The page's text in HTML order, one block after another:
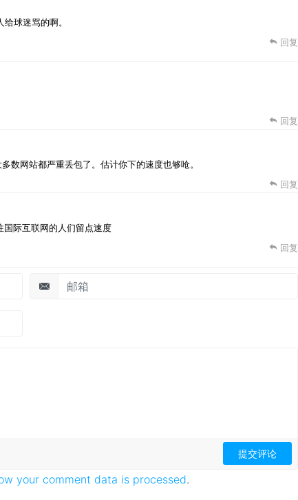
球迷骂的啊。
回复
回复
数网站都严重丢包了。估计你下的速度也够呛。
回复
际互联网的人们留点速度
回复
your comment data is processed.